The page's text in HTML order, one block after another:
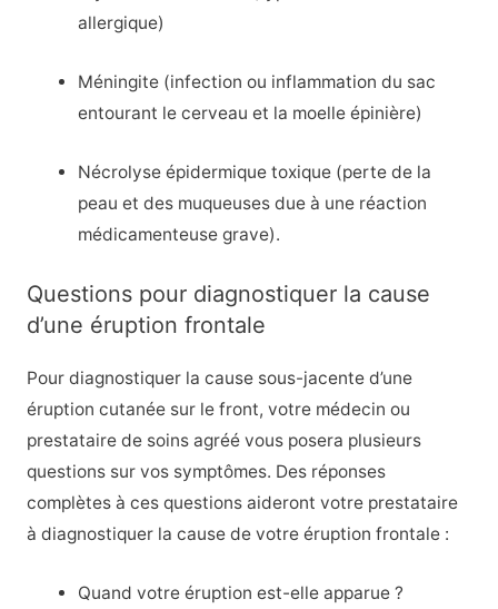
allergique)
Méningite (infection ou inflammation du sac
entourant le cerveau et la moelle épinière)
Nécrolyse épidermique toxique (perte de la
peau et des muqueuses due à une réaction
médicamenteuse grave).
Questions pour diagnostiquer la cause
d’une éruption frontale
Pour diagnostiquer la cause sous-jacente d’une
éruption cutanée sur le front, votre médecin ou
prestataire de soins agréé vous posera plusieurs
questions sur vos symptômes. Des réponses
complètes à ces questions aideront votre prestataire
à diagnostiquer la cause de votre éruption frontale :
Quand votre éruption est-elle apparue ?